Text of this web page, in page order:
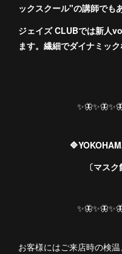
ックスクール"の講師でも
ジェイズ CLUBでは新人
ます。繊細でダイナミッ
〔マス
お客様にはご来店時の検